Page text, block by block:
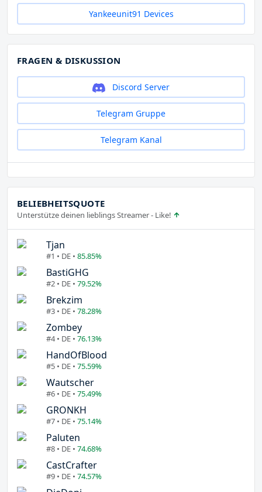
Yankeeunit91 Devices
FRAGEN & DISKUSSION
Discord Server
Telegram Gruppe
Telegram Kanal
BELIEBHEITSQUOTE
Unterstütze deinen lieblings Streamer - Like!
Tjan
#1 • DE • 85.85%
BastiGHG
#2 • DE • 79.52%
Brekzim
#3 • DE • 78.28%
Zombey
#4 • DE • 76.13%
HandOfBlood
#5 • DE • 75.59%
Wautscher
#6 • DE • 75.49%
GRONKH
#7 • DE • 75.14%
Paluten
#8 • DE • 74.68%
CastCrafter
#9 • DE • 74.57%